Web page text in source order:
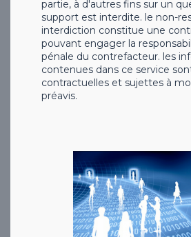
partie, à d'autres fins sur un
support est interdite. le non-
interdiction constitue une
pouvant engager la
pénale du contrefacteur. les
contenues dans ce service
contractuelles et sujettes à
préavis.